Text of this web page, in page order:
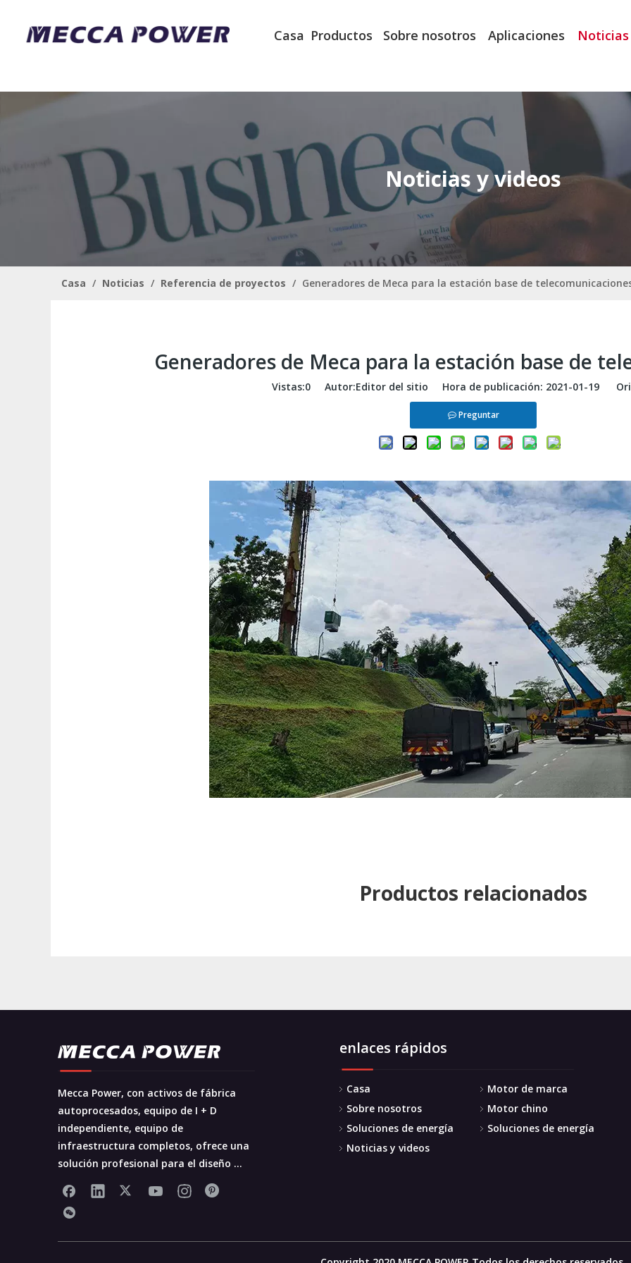
Casa Productos Sobre nosotros Aplicaciones
Noticias y videos
Casa / Noticias / Referencia de proyectos / Generadores de Meca para la estación base de
Generadores de Meca para la estación base de
Vistas:0 Autor:Editor del sitio Hora de publicación: 2021-01-19
Preguntar
Productos relacionados
Mecca Power, con activos de fábrica
autoprocesados, equipo de I + D
independiente, equipo de
infraestructura completos, ofrece una
solución profesional para el diseño ...
enlaces rápidos
Casa
Sobre nosotros
Soluciones de energía
Noticias y videos
Motor de marca
Motor chino
Soluciones de energía